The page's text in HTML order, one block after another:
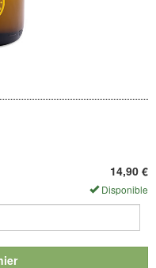
pour idéalsko en
29, D-37586
14,90 €
Disponible